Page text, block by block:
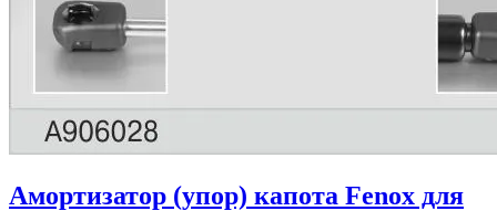
Амортизатор (упор) капота Fenox для